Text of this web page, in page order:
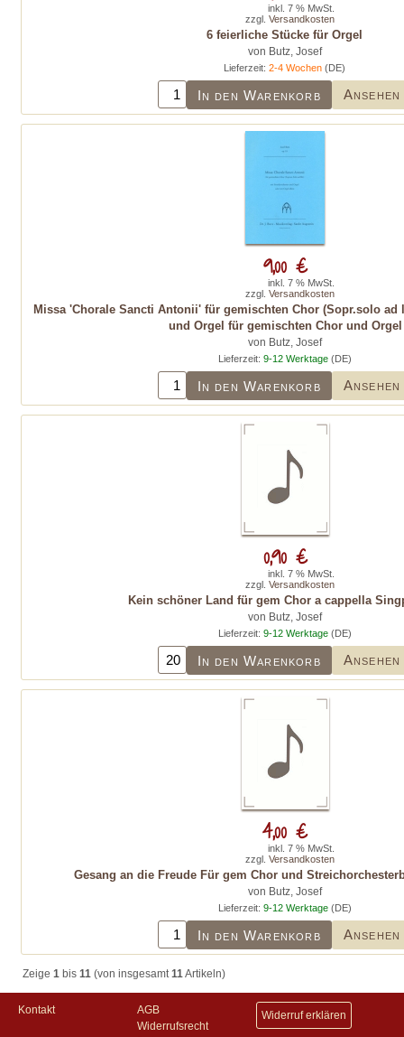
6 feierliche Stücke für Orgel
von Butz, Josef
Lieferzeit:2-4 Wochen (DE)
In den Warenkorb Ansehen
inkl. 7 % MwSt.
zzgl. Versandkosten
Missa 'Chorale Sancti Antonii' für gemischten Chor (Sopr.solo
und Orgel für gemischten Chor und Orgel
von Butz, Josef
Lieferzeit: 9-12 Werktage (DE)
In den Warenkorb Ansehen
9,00 €
inkl. 7 % MwSt.
zzgl. Versandkosten
Kein schöner Land für gem Chor a cappella
von Butz, Josef
Lieferzeit: 9-12 Werktage (DE)
In den Warenkorb Ansehen
0,90 €
inkl. 7 % MwSt.
zzgl. Versandkosten
Gesang an die Freude Für gem Chor und
von Butz, Josef
Lieferzeit: 9-12 Werktage (DE)
In den Warenkorb Ansehen
4,00 €
inkl. 7 % MwSt.
zzgl. Versandkosten
Zeige 1 bis 11 (von insgesamt11Artikeln)
Kontakt
AGB
Widerrufsrecht
Widerruf erklären